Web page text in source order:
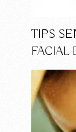
TIPS
FACIAL